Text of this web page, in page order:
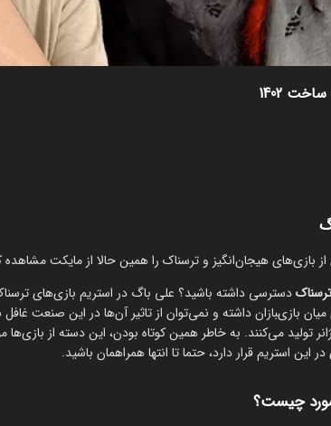
ساخت 1402
بازی‌های هیجان‌انگیز و ترسناک را همین حالا از مایکت مشاهده
ترسناکدسترسی داشته باشید؟ علی باگ در استریم بازی‌های
بازی‌‍بازان داشته و نمی‌توان از تاثیر آن‌ها در این صنعت
تولید می‌کنند. به خاطر همین کوتاه بودن، این دسته از
استریم قرار دارد، حتما تا انتها همراهمان باشید.
چیست؟